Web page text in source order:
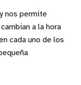
nos permite
a la hora
cada uno de los